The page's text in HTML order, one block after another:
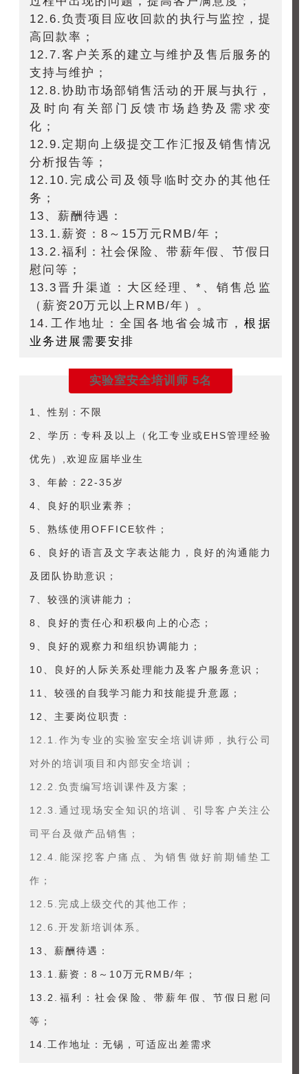
12.6.负责项目应收回款的执行与监控，提
高回款率；
12.7.客户关系的建立与维护及售后服务的
支持与维护；
12.8.协助市场部销售活动的开展与执行，
及时向有关部门反馈市场趋势及需求变
化；
12.9.定期向上级提交工作汇报及销售情况
分析报告等；
12.10.完成公司及领导临时交办的其他任
务；
13、薪酬待遇：
13.1.薪资：8～15万元RMB/年；
13.2.福利：社会保险、带薪年假、节假日
慰问等；
13.3晋升渠道：大区经理、*、销售总监
（薪资20万元以上RMB/年）。
14.工作地址：全国各地省会城市，根据
业务进展需要安排
实验室安全培训师 5名
1、性别：不限
2、学历：专科及以上（化工专业或EHS管理经验
优先）,欢迎应届毕业生
3、年龄：22-35岁
4、良好的职业素养；
5、熟练使用OFFICE软件；
6、良好的语言及文字表达能力，良好的沟通能力
及团队协助意识；
7、较强的演讲能力；
8、良好的责任心和积极向上的心态；
9、良好的观察力和组织协调能力；
10、良好的人际关系处理能力及客户服务意识；
11、较强的自我学习能力和技能提升意愿；
12、主要岗位职责：
12.1.作为专业的实验室安全培训讲师，执行公司
对外的培训项目和内部安全培训；
12.2.负责编写培训课件及方案；
12.3.通过现场安全知识的培训、引导客户关注公
司平台及做产品销售；
12.4.能深挖客户痛点、为销售做好前期铺垫工
作；
12.5.完成上级交代的其他工作；
12.6.开发新培训体系。
13、薪酬待遇：
13.1.薪资：8～10万元RMB/年；
13.2.福利：社会保险、带薪年假、节假日慰问
等；
14.工作地址：无锡，可适应出差需求